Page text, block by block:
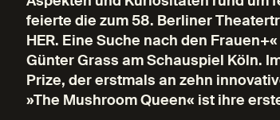
feierte die zum 58. Berliner
HER. Eine Suche nach den
Günter Grass am Schauspiel Köln.
Prize, der erstmals an zehn
»The Mushroom Queen« ist ihre